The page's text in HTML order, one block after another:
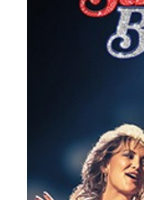
conditions